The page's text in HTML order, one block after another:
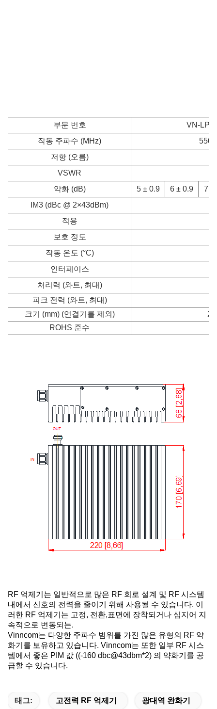
부문 번호
VN-
작동 주파수 (MHz)
550-
저항 (오름)
VSWR
약화 (dB)
5 ± 0.9 6 ± 0.9
7 ±
IM3 (dBc @ 2×43dBm)
적용
보호 정도
작동 온도 (°C)
인터페이스
처리력 (와트, 최대)
피크 전력 (와트, 최대)
크기 (mm) (연결기를 제외)
ROHS 준수
RF 억제기는 일반적으로 많은 RF 회로 설계 및 RF 시스템
내에서 신호의 전력을 줄이기 위해 사용될 수 있습니다. 이
러한 RF 억제기는 고정, 전환,표면에 장착되거나 심지어 지
속적으로 변동되는.
Vinncom는 다양한 주파수 범위를 가진 많은 유형의 RF 약
화기를 보유하고 있습니다. Vinncom는 또한 일부 RF 시스
템에서 좋은 PIM 값 ((-160 dbc@43dbm*2) 의 약화기를 공
급할 수 있습니다.
태그: 고전력 RF 억제기 광대역 완화기